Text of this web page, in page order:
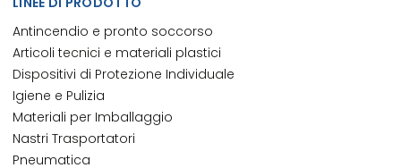
Antincendio e pronto soccorso
Articoli tecnici e materiali plastici
Dispositivi di Protezione Individuale
Igiene e Pulizia
Materiali per Imballaggio
Nastri Trasportatori
Pneumatica